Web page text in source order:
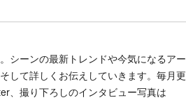
SNS
on SNS
シーンの最新トレンドや今気になるアー
して詳しくお伝えしていきます。毎月更
、撮り下ろしのインタビュー写真は